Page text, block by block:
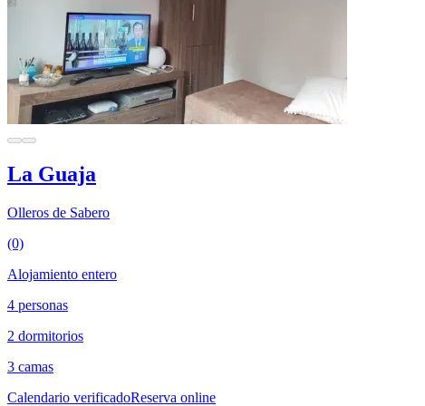
La Guaja
Olleros de Sabero
(0)
Alojamiento entero
4 personas
2 dormitorios
3 camas
Calendario verificadoReserva online